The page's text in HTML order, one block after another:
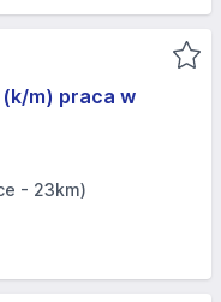
m) praca w
- 23km)